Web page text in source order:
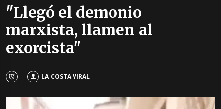
"Llegó el demonio
marxista, llamen al
exorcista"
LA COSTA VIRAL